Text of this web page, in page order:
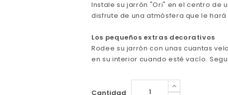
Instale su jarrón "Ori" en el centro
disfrute de una atmósfera que le
Los pequeños extras decorativos
Rodee su jarrón con unas cuantas
en su interior cuando esté vacío.
Cantidad